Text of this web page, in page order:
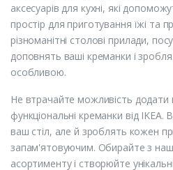
аксесуарів для кухні, які
простір для приготування їжі та
різноманітні столові прилади,
доповнять ваші креманки і
особливою.
Не втрачайте можливість додати
функціональні креманки від IKEA.
ваш стіл, але й зроблять кожен
запам'ятовуючим. Обирайте з
асортименту і створюйте